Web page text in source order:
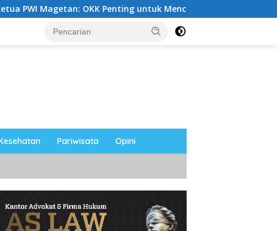
OKK Penting untuk Mencetak Wartawan Profesional,
Pariwisata Opini